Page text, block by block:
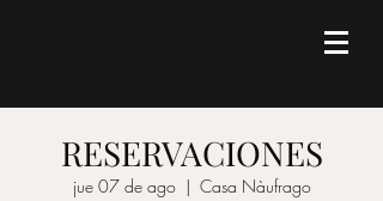
RESERVACIONES
jue 07 de ago
  |
Casa Nàufrago